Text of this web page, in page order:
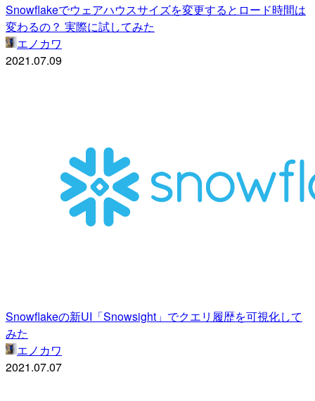
Snowflakeでウェアハウスサイズを変更するとロード時間は
変わるの？ 実際に試してみた
エノカワ
2021.07.09
Snowflakeの新UI「Snowsight」でクエリ履歴を可視化して
みた
エノカワ
2021.07.07